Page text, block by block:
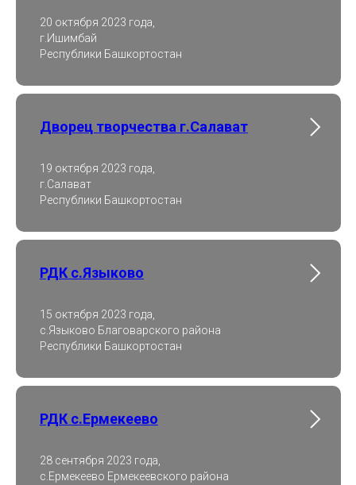
20 октября 2023 года,
г.Ишимбай
Республики Башкортостан
Дворец творчества г.Салават
19 октября 2023 года,
г.Салават
Республики Башкортостан
РДК с.Языково
15 октября 2023 года,
с.Языково Благоварского района
Республики Башкортостан
РДК с.Ермекеево
28 сентября 2023 года,
с.Ермекеево Ермекеевского района